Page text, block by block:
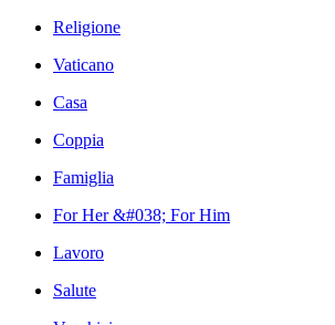
Religione
Vaticano
Casa
Coppia
Famiglia
For Her &#038; For Him
Lavoro
Salute